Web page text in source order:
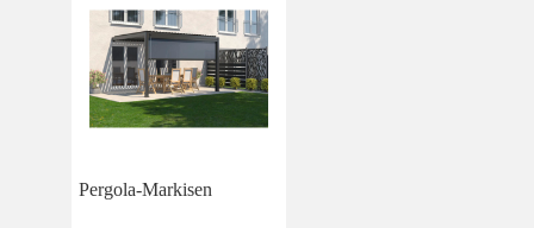
Pergola-Markisen